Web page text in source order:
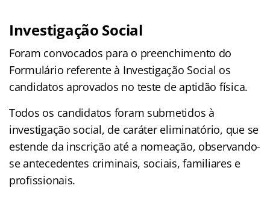
Investigação Social
Foram convocados para o preenchimento do
Formulário referente à Investigação Social os
candidatos aprovados no teste de aptidão física.
Todos os candidatos foram submetidos à
investigação social, de caráter eliminatório, que se
estende da inscrição até a nomeação, observando-
se antecedentes criminais, sociais, familiares e
profissionais.